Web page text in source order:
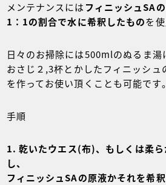
メンテナンスには フィニッシュSA
1：1の割合で水に希釈したものを使
日々のお掃除には500mlのぬるま湯
おさじ２,3杯とかしたフィニッシュ
を作ってお使い頂くことも可能です。
手順
乾いたウエス(布)、もしくは柔
し、
フィニッシュSAの原液かそれを希